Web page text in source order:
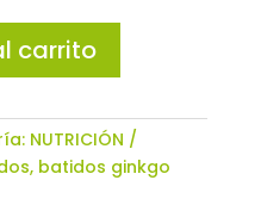
carrito
NUTRICIÓN
, batidos ginkgo